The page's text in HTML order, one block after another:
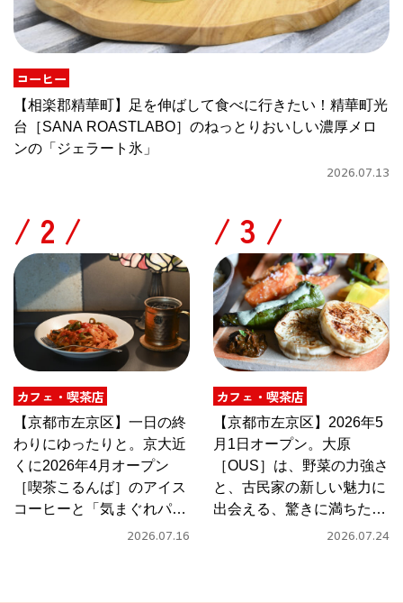
コーヒー
【相楽郡精華町】足を伸ばして食べに行きたい！精華町光
台［SANA ROASTLABO］のねっとりおいしい濃厚メロ
ンの「ジェラート氷」
2026.07.13
/
カフェ・喫茶店
【京都市左京区】一日の終
わりにゆったりと。京大近
くに2026年4月オープン
［喫茶こるんば］のアイス
コーヒーと「気まぐれパス
2026.07.16
/
カフェ・喫茶店
【京都市左京区】2026年5
月1日オープン。大原
［OUS］は、野菜の力強さ
と、古民家の新しい魅力に
出会える、驚きに満ちたカ
2026.07.24